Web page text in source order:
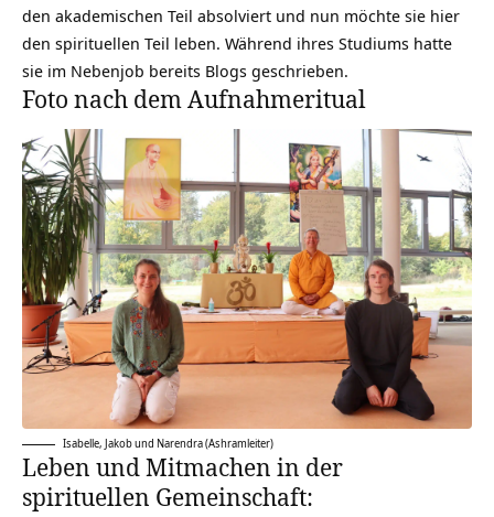
den akademischen Teil absolviert und nun möchte sie hier
den spirituellen Teil leben. Während ihres Studiums hatte
sie im Nebenjob bereits Blogs geschrieben.
Foto nach dem Aufnahmeritual
Isabelle, Jakob und Narendra (Ashramleiter)
Leben und Mitmachen in der
spirituellen Gemeinschaft: